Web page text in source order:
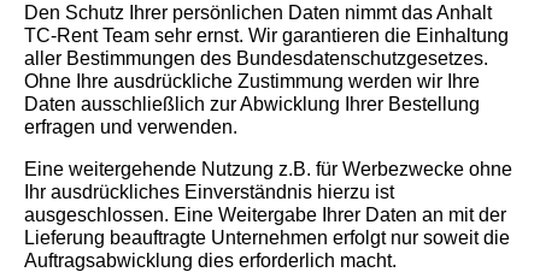
Den Schutz Ihrer persönlichen Daten nimmt das Anhalt
TC-Rent Team sehr ernst. Wir garantieren die Einhaltung
aller Bestimmungen des Bundesdatenschutzgesetzes.
Ohne Ihre ausdrückliche Zustimmung werden wir Ihre
Daten ausschließlich zur Abwicklung Ihrer Bestellung
erfragen und verwenden.
Eine weitergehende Nutzung z.B. für Werbezwecke ohne
Ihr ausdrückliches Einverständnis hierzu ist
ausgeschlossen. Eine Weitergabe Ihrer Daten an mit der
Lieferung beauftragte Unternehmen erfolgt nur soweit die
Auftragsabwicklung dies erforderlich macht.